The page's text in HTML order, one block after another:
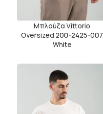
Μπλούζα Vittorio
Oversized 200-2425-007
White